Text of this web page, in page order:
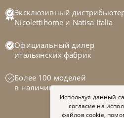
Эксклюзивный
Nicolettihome и Natisa Italia
Официальный дилер
итальянских фабрик
Более 100 моделей
в наличии
Используя данный
согласие на
файлов cookie,